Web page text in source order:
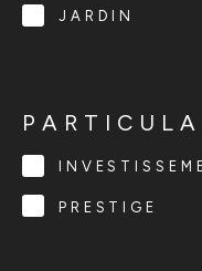
JARDIN
PRESTIGE